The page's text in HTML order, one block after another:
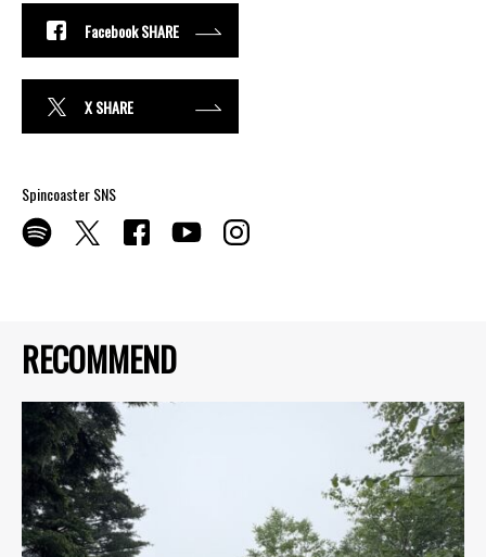
RECOMMEND
Facebook SHARE
X SHARE
Spincoaster SNS